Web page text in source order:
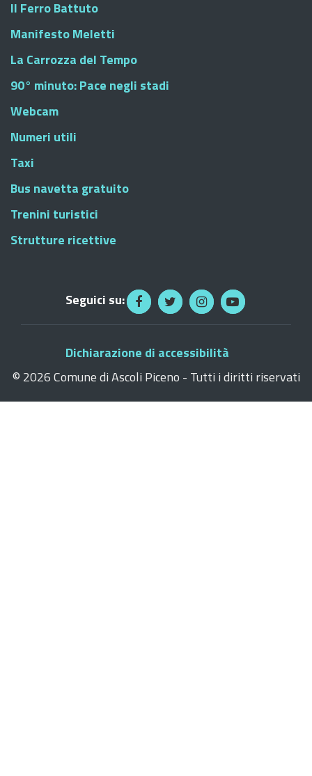
Il Ferro Battuto
Manifesto Meletti
La Carrozza del Tempo
90° minuto: Pace negli stadi
Webcam
Numeri utili
Taxi
Bus navetta gratuito
Trenini turistici
Strutture ricettive
Seguici su:
Dichiarazione di accessibilità
© 2026 Comune di Ascoli Piceno - Tutti i diritti riservati